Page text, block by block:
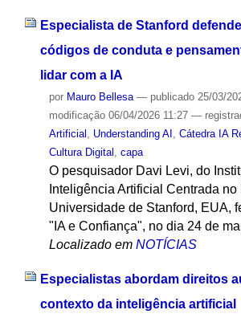
Especialista de Stanford
códigos de conduta e
lidar com a IA
por Mauro Bellesa — publicado25/03/
modificação06/04/2026 11:27 —
Artificial , Understanding AI , Cátedra IA
Cultura Digital , capa
O pesquisador Davi Levi, do
Inteligência Artificial Centrada no
Universidade de Stanford, EUA,
"IA e Confiança", no dia 24 de
Localizado em NOTÍCIAS
Especialistas abordam direitos
contexto da inteligência artificial